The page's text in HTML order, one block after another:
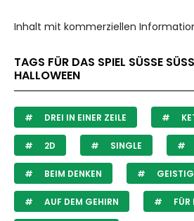
Inhalt mit kommerziellen
TAGS FÜR DAS SPIEL SÜSSE
LLOWEEN
DREI IN EINER ZEILE
2D SINGLE
BEIM DENKEN GEISTIG
AUF DEM GEHIRN FÜR